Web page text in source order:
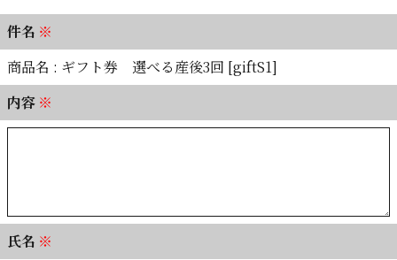
件名 ※
商品名 : ギフト券 選べる産後3回 [giftS1]
内容 ※
氏名 ※